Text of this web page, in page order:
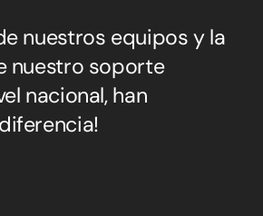
nuestros equipos y la
nuestro soporte
nacional, han